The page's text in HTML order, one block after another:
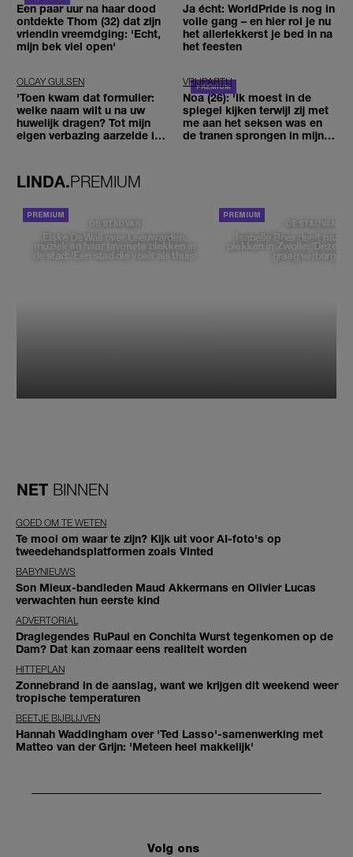
Een paar uur na haar dood
ontdekte Thom (32) dat zijn
vriendin vreemdging: 'Echt,
mijn bek viel open'
Ja écht: WorldPride is nog in
volle gang – en hier rol je nu
het allerlekkerst je bed in na
het feesten
OLCAY GULSEN
'Toen kwam dat formulier:
welke naam wilt u na uw
huwelijk dragen? Tot mijn
eigen verbazing aarzelde ik
VRIJPARTIJ
Noa (26): 'Ik moest in de
spiegel kijken terwijl zij met
me aan het seksen was en
de tranen sprongen in mijn
LINDA.PREMIUM
DE STAD VAN
Elske DeWall over Leeuwarden,
muziek en haar favoriete plekken in
de stad: 'Een stad die voelt als thuis'
DE STAD VAN
Isabelle Boer deelt haar
plekken in Zwolle: 'Deze
graag verborgen'
NET BINNEN
GOED OM TE WETEN
Te mooi om waar te zijn? Kijk uit voor AI-foto's op
tweedehandsplatformen zoals Vinted
BABYNIEUWS
Son Mieux-bandleden Maud Akkermans en Olivier Lucas
verwachten hun eerste kind
ADVERTORIAL
Draglegendes RuPaul en Conchita Wurst tegenkomen op de
Dam? Dat kan zomaar eens realiteit worden
HITTEPLAN
Zonnebrand in de aanslag, want we krijgen dit weekend weer
tropische temperaturen
BEETJE BIJBLIJVEN
Hannah Waddingham over 'Ted Lasso'-samenwerking met
Matteo van der Grijn: 'Meteen heel makkelijk'
Volg ons